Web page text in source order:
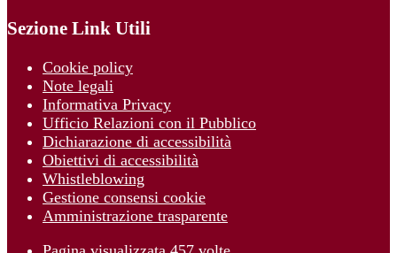
Sezione Link Utili
Cookie policy
Note legali
Informativa Privacy
Ufficio Relazioni con il Pubblico
Dichiarazione di accessibilità
Obiettivi di accessibilità
Whistleblowing
Gestione consensi cookie
Amministrazione trasparente